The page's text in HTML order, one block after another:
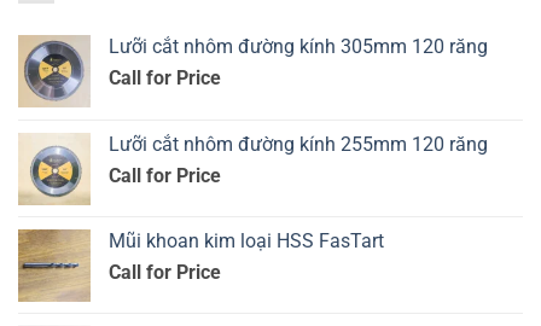
Lưỡi cắt nhôm đường kính 305mm 120 răng
Call for Price
Lưỡi cắt nhôm đường kính 255mm 120 răng
Call for Price
Mũi khoan kim loại HSS FasTart
Call for Price